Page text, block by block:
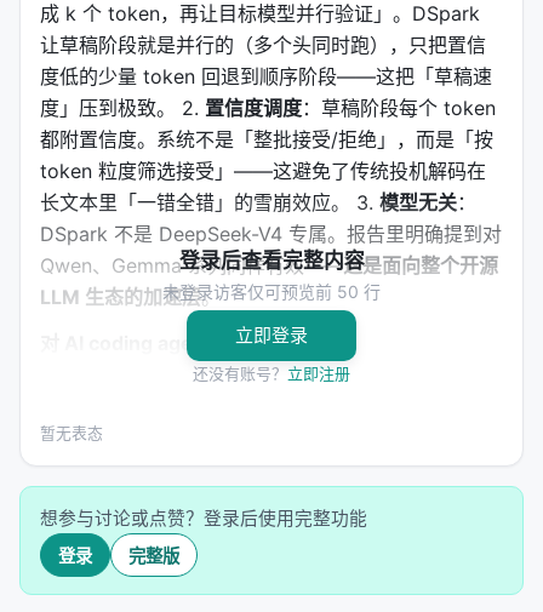
成 k 个 token，再让目标模型并行验证」。DSpark
让草稿阶段就是并行的（多个头同时跑），只把置信
度低的少量 token 回退到顺序阶段——这把「草稿速
度」压到极致。 2. 置信度调度：草稿阶段每个 token
都附置信度。系统不是「整批接受/拒绝」，而是「按
token 粒度筛选接受」——这避免了传统投机解码在
长文本里「一错全错」的雪崩效应。 3. 模型无关：
DSpark 不是 DeepSeek-V4 专属。报告里明确提到对
Qwen、Gemma 系列同样有效——这是面向整个开源
LLM 生态的加速层。
对 AI coding agent 意味着什么
Cursor、Claude Code、Codex、Aider 等
coding agent 几乎全部走「流式逐 token」生成，
60-85% 的无损加速，意味着同样硬件下并发用户
数翻倍——这是 AI coding 工具商业化的核心成本
杠杆。
DSpark 开源 = 任何推理服务商（SGLang、
登录后查看完整内容
未登录访客仅可预览前 50 行
立即登录
还没有账号？ 立即注册
暂无表态
想参与讨论或点赞？登录后使用完整功能
登录 完整版